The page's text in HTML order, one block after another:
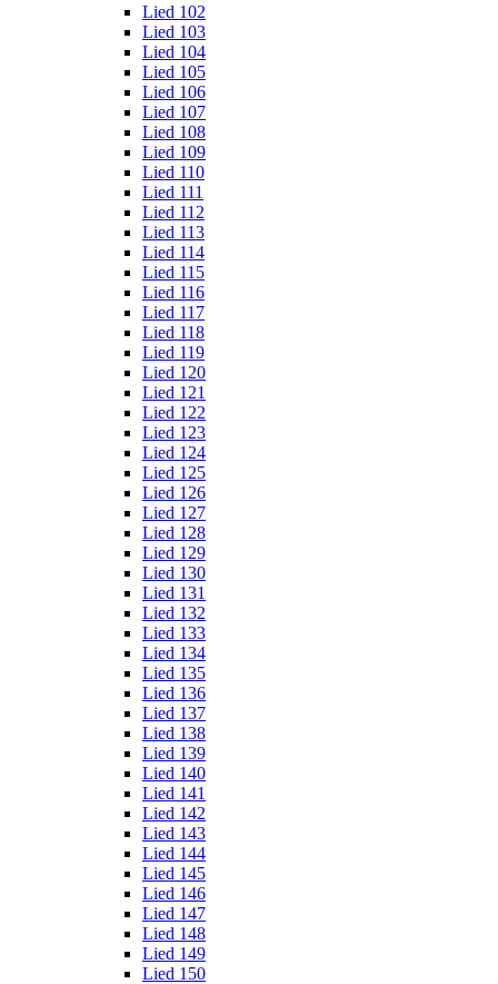
Lied 102
Lied 103
Lied 104
Lied 105
Lied 106
Lied 107
Lied 108
Lied 109
Lied 110
Lied 111
Lied 112
Lied 113
Lied 114
Lied 115
Lied 116
Lied 117
Lied 118
Lied 119
Lied 120
Lied 121
Lied 122
Lied 123
Lied 124
Lied 125
Lied 126
Lied 127
Lied 128
Lied 129
Lied 130
Lied 131
Lied 132
Lied 133
Lied 134
Lied 135
Lied 136
Lied 137
Lied 138
Lied 139
Lied 140
Lied 141
Lied 142
Lied 143
Lied 144
Lied 145
Lied 146
Lied 147
Lied 148
Lied 149
Lied 150